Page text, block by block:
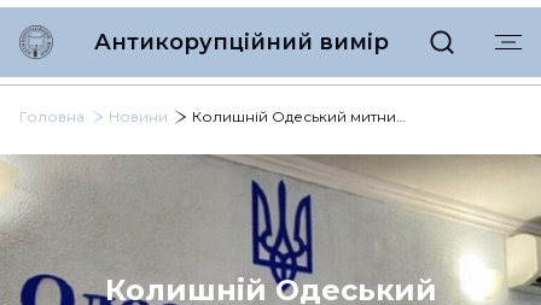
Антикорупційний вимір
Головна Новини Колишній Одеський митник виплачуватиме конфіскацію незаконних активів у розстрочку
Колишній Одеський